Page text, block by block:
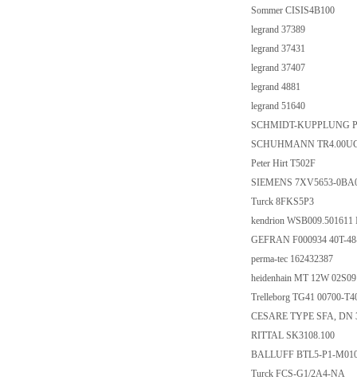
Sommer CISIS4B100
legrand 37389
legrand 37431
legrand 37407
legrand 4881
legrand 51640
SCHMIDT-KUPPLUNG
SCHUHMANN
Peter Hirt T502F
SIEMENS 7XV5653-
Turck 8FKS5P3
kendrion
GEFRAN F000934 40T-
perma-tec 162432387
heidenhain MT 12W
Trelleborg TG41 00700-
CESARE TYPE SFA,
RITTAL SK3108.100
BALLUFF BTL5-P1-
Turck FCS-G1/2A4-NA